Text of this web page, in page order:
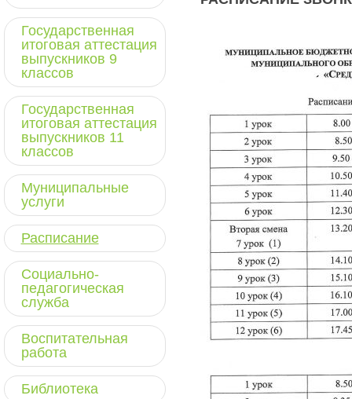
Государственная
итоговая аттестация
выпускников 9
классов
Государственная
итоговая аттестация
выпускников 11
классов
Муниципальные
услуги
Расписание
Социально-
педагогическая
служба
Воспитательная
работа
Библиотека